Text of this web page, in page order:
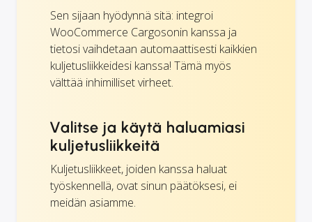
Sen sijaan hyödynnä sitä: integroi
WooCommerce Cargosonin kanssa ja
tietosi vaihdetaan automaattisesti kaikkien
kuljetusliikkeidesi kanssa! Tämä myös
välttää inhimilliset virheet.
Valitse ja käytä haluamiasi
kuljetusliikkeitä
Kuljetusliikkeet, joiden kanssa haluat
työskennellä, ovat sinun päätöksesi, ei
meidän asiamme.